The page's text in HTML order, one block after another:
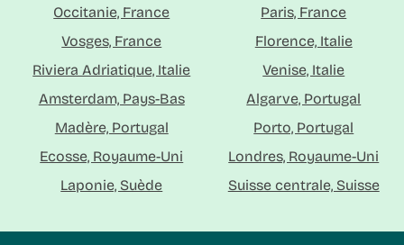
Occitanie, France
Paris, France
Vosges, France
Florence, Italie
Riviera Adriatique, Italie
Venise, Italie
Amsterdam, Pays-Bas
Algarve, Portugal
Madère, Portugal
Porto, Portugal
Ecosse, Royaume-Uni
Londres, Royaume-Uni
Laponie, Suède
Suisse centrale, Suisse